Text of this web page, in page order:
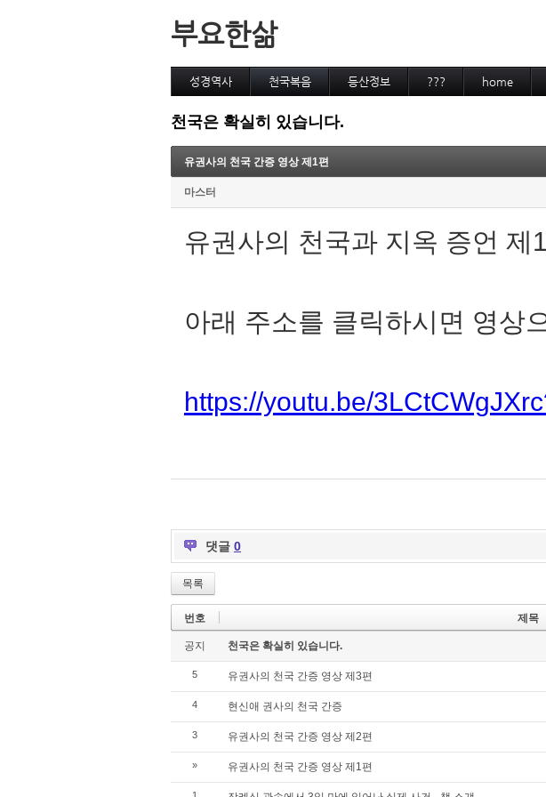
부요한삶
성경역사 천국복음 등산정보 ??? home
천국은 확실히 있습니다.
유권사의 천국 간증 영상 제1편
마스터
유권사의 천국과 지옥 증언 제
아래 주소를 클릭하시면 영상
https://youtu.be/
댓글 0
목록
번호 제목
공지 천국은 확실히 있습니다.
5 유권사의 천국 간증 영상 제3편
4 현신애 권사의 천국 간증
3 유권사의 천국 간증 영상 제2편
» 유권사의 천국 간증 영상 제1편